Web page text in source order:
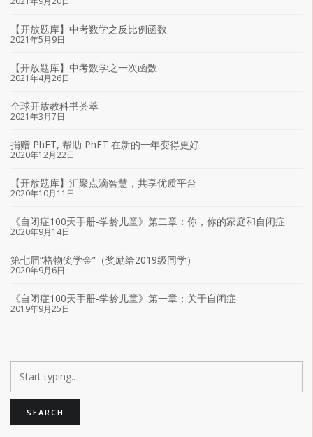
【开放题库】中考数学之反比例函数
2021年5月9日
【开放题库】中考数学之一次函数
2021年4月26日
全球开放教科书荟萃
2021年3月7日
捐赠 PhET, 帮助 PhET 在新的一年变得更好
2020年12月22日
【开放题库】汇聚点滴智慧，共享优质平台
2020年10月11日
《自闭症100天手册-学龄儿童》第二章：你，你的家庭和自闭症
2020年9月14日
第七届“格物奖学金”（奖励给2019级同学）
2020年9月6日
《自闭症100天手册-学龄儿童》第一章：关于自闭症
2019年9月25日